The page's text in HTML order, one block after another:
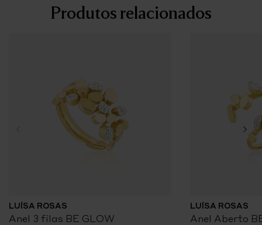
Produtos relacionados
LUÍSA ROSAS
Anel 3 filas BE GLOW
LUÍSA ROSAS
Anel Aberto